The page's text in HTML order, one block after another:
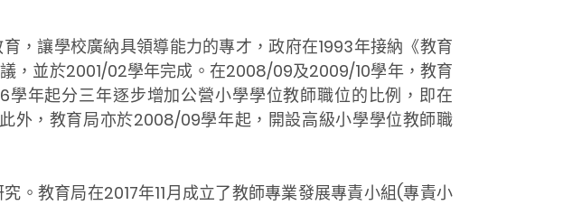
，讓學校廣納具領導能力的專才，政府在1993年接納《教育
，並於2001/02學年完成。在2008/09及2009/10學年，教育
年起分三年逐步增加公營小學學位教師職位的比例，即在
外，教育局亦於2008/09學年起，開設高級小學學位教師職
。教育局在2017年11月成立了教師專業發展專責小組(專責小